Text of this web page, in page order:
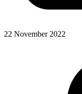
22 November 2022